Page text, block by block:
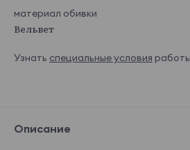
материал обивки
Вельвет
Узнать специальные условия
Описание